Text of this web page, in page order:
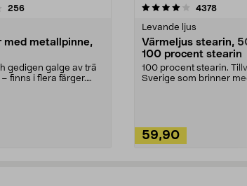
256recensioner
med metallpinne,
gedigen galge av trä
finns i flera färger.
4.0av 5 stjärnor 4378
Levande ljus
Värmeljus stearin,
100 procent stearin
100 procent stearin.
Sverige som brinner
59,90
4.5av 5 stjärnor